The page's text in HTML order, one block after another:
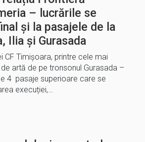
– lucrările se
și la pasajele de la
Ilia și Gurasada
CF Timișoara, printre cele mai
artă de pe tronsonul Gurasada –
4 pasaje superioare care se
execuției,…